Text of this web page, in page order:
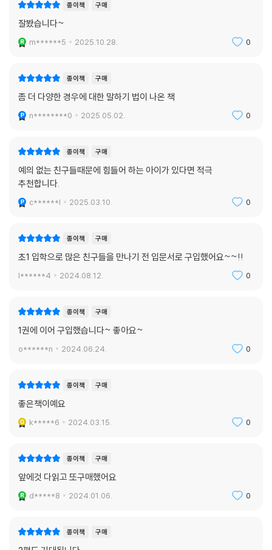
종이책 구매
잘봤습니다~
m******5 2025.10.28. 0
종이책 구매
좀 더 다양한 경우에 대한 말하기 법이 나온 책
n********0 2025.05.02. 0
종이책 구매
예의 없는 친구들때문에 힘들어 하는 아이가 있다면 적극
추천합니다.
c******l 2025.03.10. 0
종이책 구매
초1 입학으로 많은 친구들을 만나기 전 입문서로 구입했어요~~!!
l******4 2024.08.12. 0
종이책 구매
1권에 이어 구입했습니다~ 좋아요~
o******n 2024.06.24. 0
종이책 구매
좋은책이예요
k*****6 2024.03.15. 0
종이책 구매
앞에것 다읽고 또구매했어요
d*****8 2024.01.06. 0
종이책 구매